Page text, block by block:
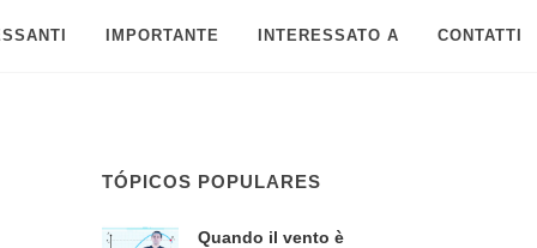
IMPORTANTE INTERESSATO A CONTATTI
TÓPICOS POPULARES
Quando il vento è